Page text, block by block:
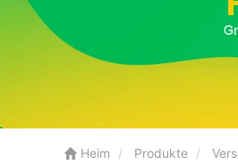
Heim Produkte